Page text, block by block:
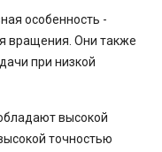
особенность -
вращения. Они также
при низкой
высокой
точностью